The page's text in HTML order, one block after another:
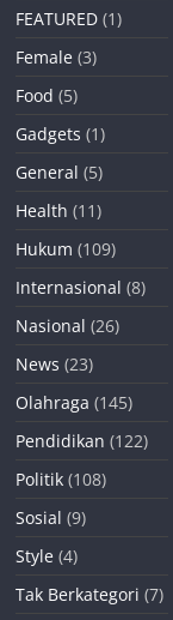
FEATURED (1)
Female (3)
Food (5)
Gadgets (1)
General (5)
Health (11)
Hukum (109)
Internasional (8)
Nasional (26)
News (23)
Olahraga (145)
Pendidikan (122)
Politik (108)
Sosial (9)
Style (4)
Tak Berkategori (7)